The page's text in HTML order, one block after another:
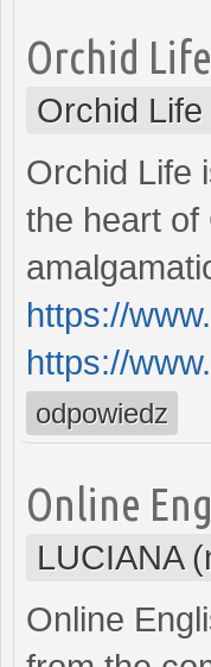
Orchid Life
Orchid
Orchid Life
the heart of
https://
https://
odpowiedz
Online
LUCIANA
Online